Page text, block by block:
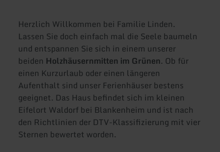
Herzlich Willkommen bei Familie Linden.
Lassen Sie doch einfach mal die Seele baumeln
und entspannen Sie sich in einem unserer
beiden Holzhäusernmitten im Grünen. Ob für
einen Kurzurlaub oder einen längeren
Aufenthalt sind unser Ferienhäuser bestens
geeignet. Das Haus befindet sich im kleinen
Eifelort Waldorf bei Blankenheim und ist nach
den Richtlinien der DTV-Klassifizierung mit vier
Sternen bewertet worden.